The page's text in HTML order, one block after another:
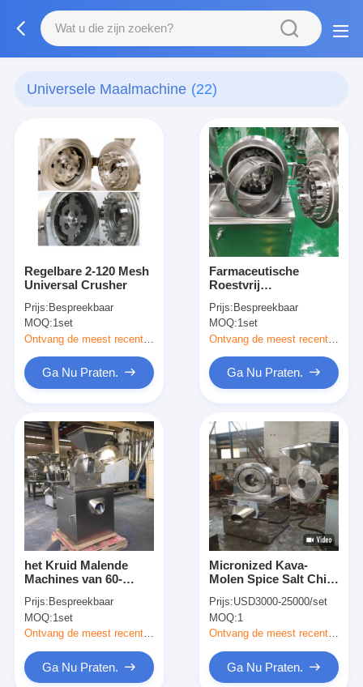
Universele Maalmachine (22)
Regelbare 2-120 Mesh
Universal Crusher
Prijs: Bespreekbaar
MOQ:1set
Ontvang de meest recente Prijs
Ga Nu Praten.
Farmaceutische
Roestvrij
Prijs: Bespreekbaar
MOQ:1set
Ga Nu Praten.
het Kruid Malende
Machines van 60-
Prijs: Bespreekbaar
MOQ:1set
Ontvang de meest recente Prijs
Ga Nu Praten.
Micronized Kava-
Molen Spice Salt Chili
Grinding Machine van
de Hamermolen
Prijs:USD3000-25000/set
MOQ:1
Ga Nu Praten.